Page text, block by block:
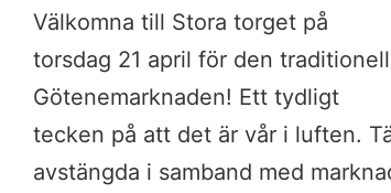
Välkomna till Stora torget på
torsdag 21 april för den
Götenemarknaden! Ett tydligt
tecken på att det är vår i luften.
avstängda i samband med